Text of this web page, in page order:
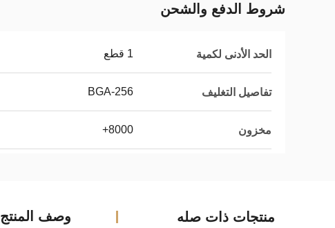
شروط الدفع والشحن
الحد الأدنى لكمية 1 قطع
تفاصيل التغليف BGA-256
مخزون 8000+
منتجات ذات صله وصف المنتج